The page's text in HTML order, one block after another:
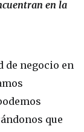
en la
de negocio en
que